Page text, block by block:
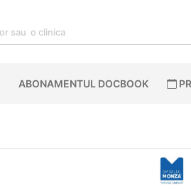
ABONAMENTUL DOCBOOK